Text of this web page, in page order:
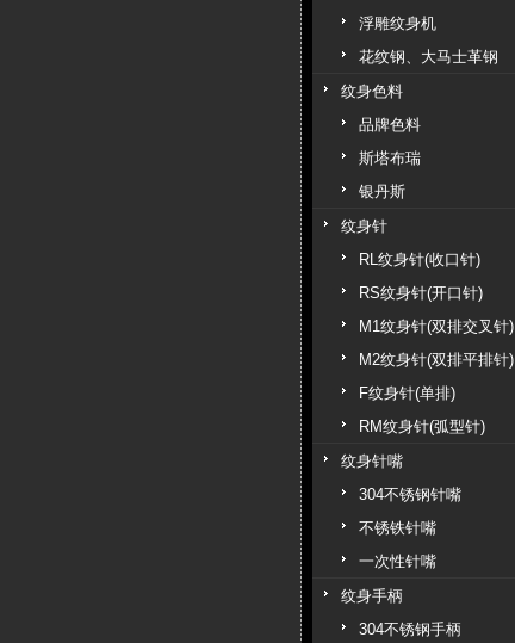
浮雕纹身机
花纹钢、大马士革钢
纹身色料
品牌色料
斯塔布瑞
银丹斯
纹身针
RL纹身针(收口针)
RS纹身针(开口针)
M1纹身针(双排交叉针)
M2纹身针(双排平排针)
F纹身针(单排)
RM纹身针(弧型针)
纹身针嘴
304不锈钢针嘴
不锈铁针嘴
一次性针嘴
纹身手柄
304不锈钢手柄